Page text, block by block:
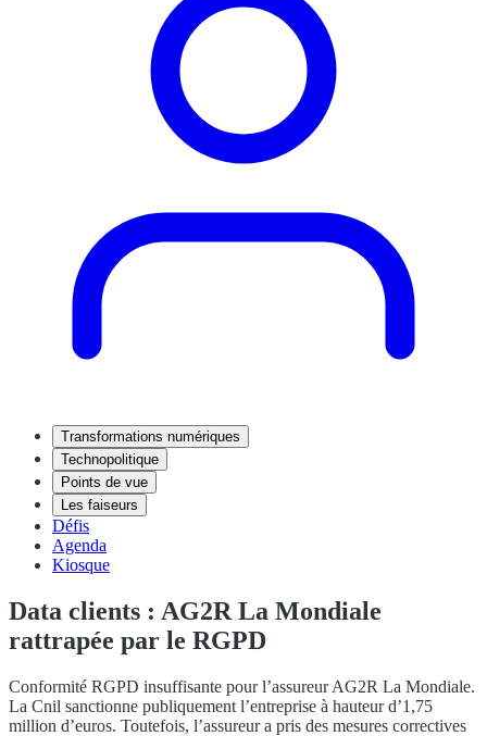
Transformations numériques
Technopolitique
Points de vue
Les faiseurs
Défis
Agenda
Kiosque
Data clients : AG2R La Mondiale
rattrapée par le RGPD
Conformité RGPD insuffisante pour l’assureur AG2R La Mondiale.
La Cnil sanctionne publiquement l’entreprise à hauteur d’1,75
million d’euros. Toutefois, l’assureur a pris des mesures correctives